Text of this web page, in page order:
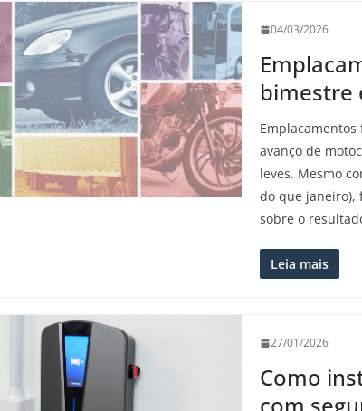
04/03/2026
bimestre
avanço de
leves. Mesmo
do que janeiro),
sobre o
Leia mais
27/01/2026
Como